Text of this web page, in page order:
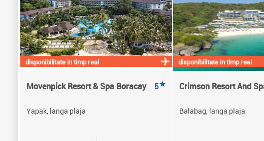
disponibilitate in timp real
Movenpick Resort & Spa Boracay 5★
Yapak, langa plaja
disponibilitate in timp real
Crimson Resort And
Balabag, langa plaja